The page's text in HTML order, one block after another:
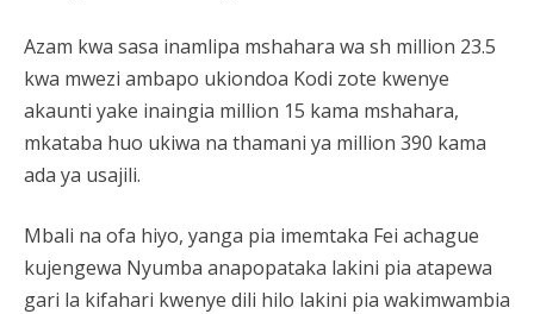
Azam kwa sasa inamlipa mshahara wa sh million 23.5
kwa mwezi ambapo ukiondoa Kodi zote kwenye
akaunti yake inaingia million 15 kama mshahara,
mkataba huo ukiwa na thamani ya million 390 kama
ada ya usajili.
Mbali na ofa hiyo, yanga pia imemtaka Fei achague
kujengewa Nyumba anapopataka lakini pia atapewa
gari la kifahari kwenye dili hilo lakini pia wakimwambia